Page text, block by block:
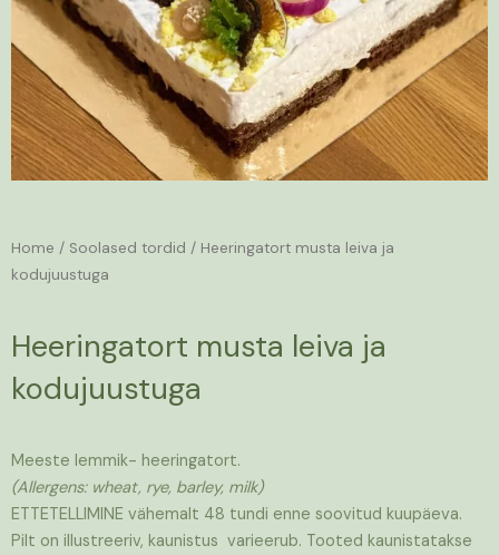
Home / Soolased tordid / Heeringatort musta leiva ja
kodujuustuga
Heeringatort musta leiva ja
kodujuustuga
Meeste lemmik- heeringatort.
(Allergens: wheat, rye, barley, milk)
ETTETELLIMINE vähemalt 48 tundi enne soovitud kuupäeva.
Pilt on illustreeriv, kaunistus varieerub. Tooted kaunistatakse